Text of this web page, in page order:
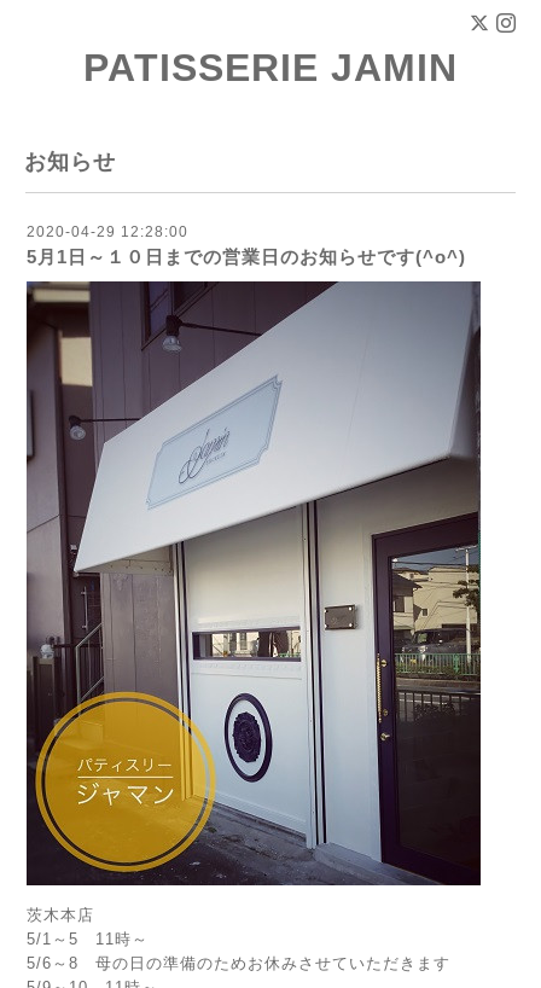
PATISSERIE JAMIN
お知らせ
2020-04-29 12:28:00
5月1日～１０日までの営業日のお知らせです(^o^)
茨木本店
5/1～5 11時～
5/6～8 母の日の準備のためお休みさせていただきます